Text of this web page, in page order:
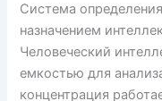
Система
назначением
Человеческий
емкостью для
концентрация